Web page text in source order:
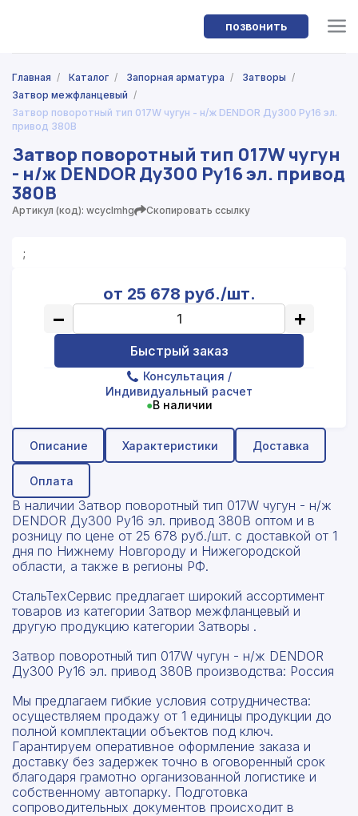
позвонить
Главная / Каталог / Запорная арматура / Затворы /
Затвор межфланцевый /
Затвор поворотный тип 017W чугун - н/ж DENDOR Ду300 Ру16 эл.
привод 380В
Затвор поворотный тип 017W чугун
- н/ж DENDOR Ду300 Ру16 эл. привод
380В
Артикул (код): wcyclmhg Скопировать ссылку
;
от 25 678 руб./шт.
− +
Быстрый заказ
Консультация /
Индивидуальный расчет
●В наличии
Описание Характеристики Доставка
Оплата
В наличии Затвор поворотный тип 017W чугун - н/ж
DENDOR Ду300 Ру16 эл. привод 380В оптом и в
розницу по цене от 25 678 руб./шт. с доставкой от 1
дня по Нижнему Новгороду и Нижегородской
области, а также в регионы РФ.
СтальТехСервис предлагает широкий ассортимент
товаров из категории Затвор межфланцевый и
другую продукцию категории Затворы .
Затвор поворотный тип 017W чугун - н/ж DENDOR
Ду300 Ру16 эл. привод 380В производства: Россия
Мы предлагаем гибкие условия сотрудничества:
осуществляем продажу от 1 единицы продукции до
полной комплектации объектов под ключ.
Гарантируем оперативное оформление заказа и
доставку без задержек точно в оговоренный срок
благодаря грамотно организованной логистике и
собственному автопарку. Подготовка
сопроводительных документов происходит в